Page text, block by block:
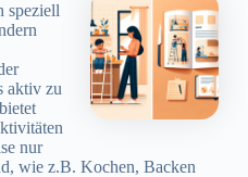
speziell
aktiv zu
nur
wie z.B. Kochen, Backen